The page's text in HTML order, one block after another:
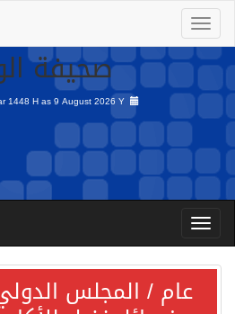
صحيفة
1448 H as9 August 2026 Y
عام / المجلس